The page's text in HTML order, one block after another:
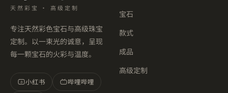
天然彩宝 · 高级定制
专注天然彩色宝石与高级珠宝
定制。以一束光的诚意，呈现
每一颗宝石的火彩与温度。
小 小红书
哔哩哔哩
宝石
款式
成品
高级定制